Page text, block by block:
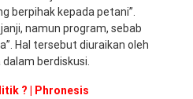
berpihak kepada petani”.
namun program, sebab
Hal tersebut diuraikan oleh
berdiskusi.
? | Phronesis